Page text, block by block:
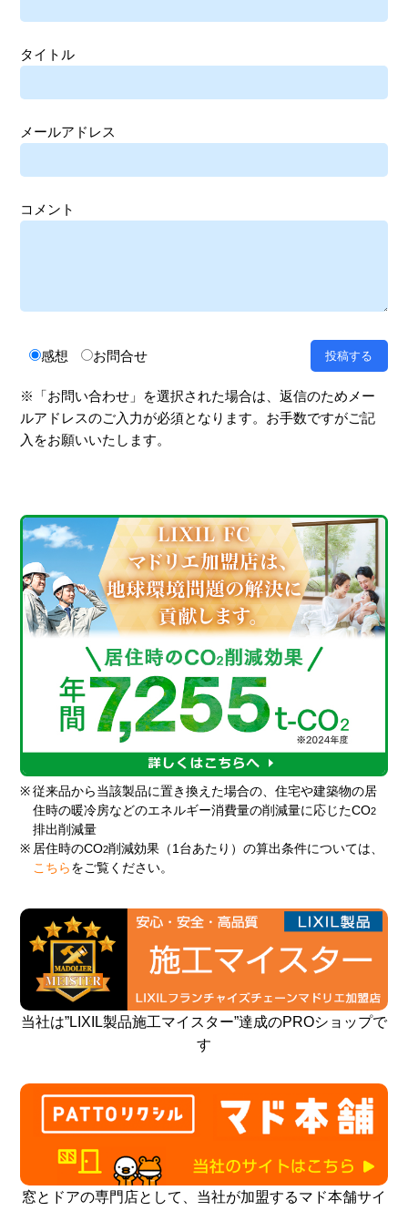
タイトル
メールアドレス
コメント
感想 お問合せ
※「お問い合わせ」を選択された場合は、返信のためメー
ルアドレスのご入力が必須となります。お手数ですがご記
入をお願いいたします。
※ 従来品から当該製品に置き換えた場合の、住宅や建築物の居
住時の暖冷房などのエネルギー消費量の削減量に応じたCO2
排出削減量
※ 居住時のCO2削減効果（1台あたり）の算出条件については、
こちら をご覧ください。
当社は”LIXIL製品施工マイスター”達成のPROショップで
す
窓とドアの専門店として、当社が加盟するマド本舗サイ